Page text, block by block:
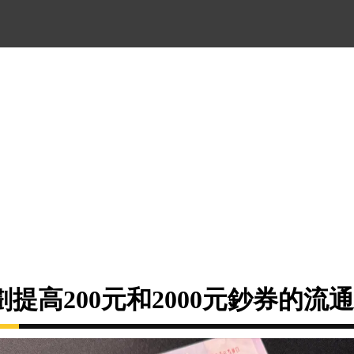
提高200元和2000元鈔券的流